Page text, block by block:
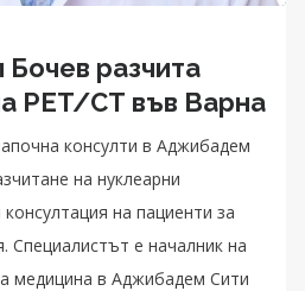
разчита
PET/СТ във Варна
консулти в Аджибадем
на нуклеарни
на пациенти за
Специалистът е началник на
медицина в Аджибадем Сити